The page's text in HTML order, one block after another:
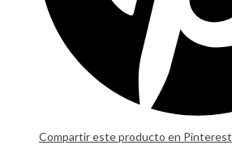
Compartir este producto en Pinterest